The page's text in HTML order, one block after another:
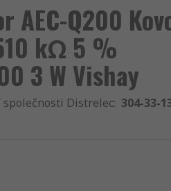
AEC-Q200
kΩ 5 %
3 W Vishay
společnosti Distrelec: 304-33-